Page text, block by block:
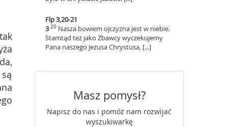
Flp 3,20-21
320 Nasza bowiem ojczyzna jest w niebie.
Stamtąd też jako Zbawcy wyczekujemy
Pana naszego Jezusa Chrystusa, [...]
Masz pomysł?
Napisz do nas i pomóż nam rozwijać
wyszukiwarkę